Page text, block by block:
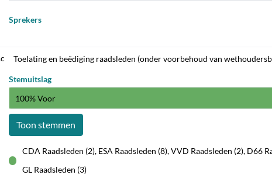
Sprekers
Toelating en beëdiging raadsleden (onder voorbehoud van
Stemuitslag
100% Voor
Toon stemmen
voor
CDA Raadsleden (2), ESA Raadsleden (8), VVD Raadsleden (2), D66
GL Raadsleden (3)